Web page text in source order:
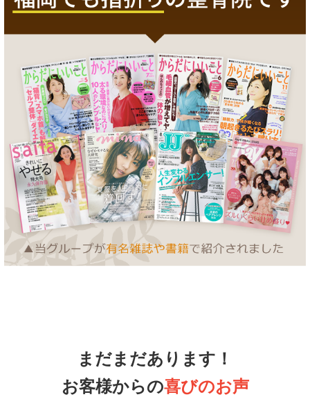
まだまだあります！
お客様からの喜びのお声